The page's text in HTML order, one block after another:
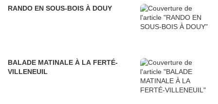
RANDO EN SOUS-BOIS À DOUY
BALADE MATINALE À LA FERTÉ-
VILLENEUIL